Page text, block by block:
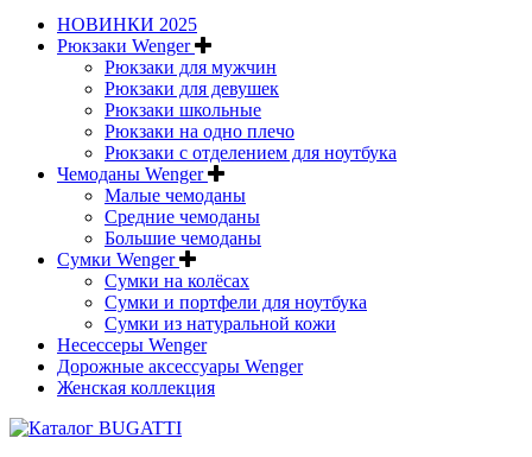
НОВИНКИ 2025
Рюкзаки Wenger
Рюкзаки для мужчин
Рюкзаки для девушек
Рюкзаки школьные
Рюкзаки на одно плечо
Рюкзаки с отделением для ноутбука
Чемоданы Wenger
Малые чемоданы
Средние чемоданы
Большие чемоданы
Сумки Wenger
Сумки на колёсах
Сумки и портфели для ноутбука
Сумки из натуральной кожи
Несессеры Wenger
Дорожные аксессуары Wenger
Женская коллекция